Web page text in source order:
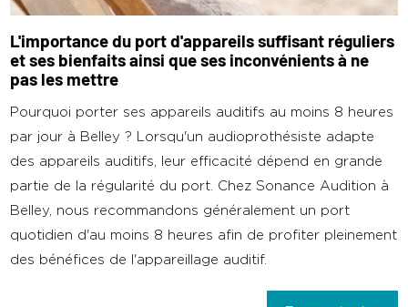
L'importance du port d'appareils suffisant réguliers
et ses bienfaits ainsi que ses inconvénients à ne
pas les mettre
Pourquoi porter ses appareils auditifs au moins 8 heures
par jour à Belley ? Lorsqu'un audioprothésiste adapte
des appareils auditifs, leur efficacité dépend en grande
partie de la régularité du port. Chez Sonance Audition à
Belley, nous recommandons généralement un port
quotidien d'au moins 8 heures afin de profiter pleinement
des bénéfices de l'appareillage auditif.